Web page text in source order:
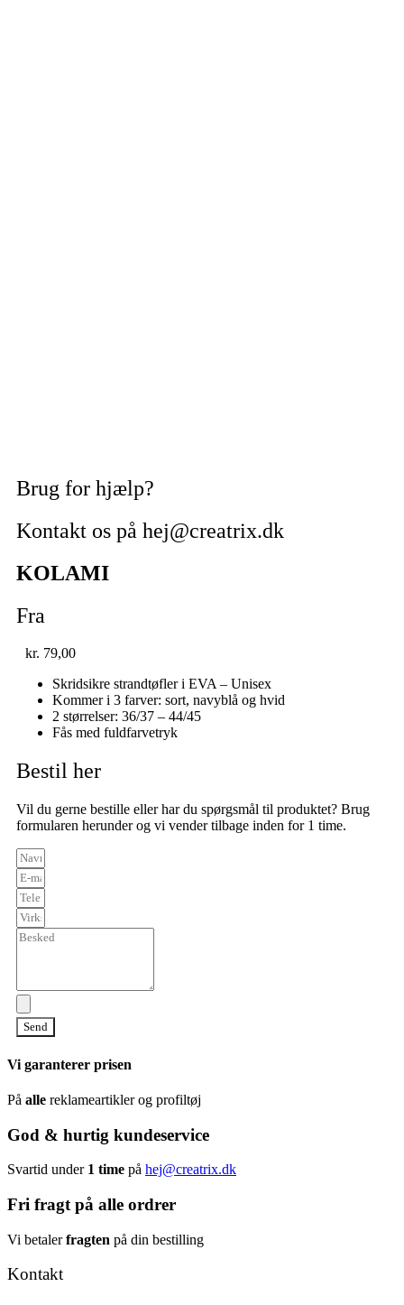
Brug for hjælp?
Kontakt os på hej@creatrix.dk
KOLAMI
Fra
kr. 79,00
Skridsikre strandtøfler i EVA – Unisex
Kommer i 3 farver: sort, navyblå og hvid
2 størrelser: 36/37 – 44/45
Fås med fuldfarvetryk
Bestil her
Vil du gerne bestille eller har du spørgsmål til produktet? Brug
formularen herunder og vi vender tilbage inden for 1 time.
Send
Vi garanterer prisen
På alle reklameartikler og profiltøj
God & hurtig kundeservice
Svartid under 1 time på hej@creatrix.dk
Fri fragt på alle ordrer
Vi betalerfragten på din bestilling
Kontakt